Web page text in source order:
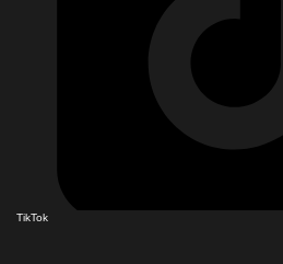
TikTok